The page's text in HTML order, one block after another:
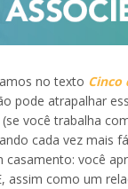
no texto Cinco
pode atrapalhar
você trabalha
cada vez mais
você
assim como um